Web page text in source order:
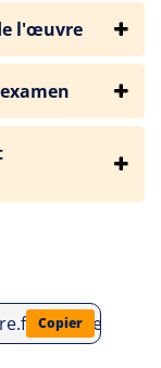
l'œuvre
analyses-
Copier